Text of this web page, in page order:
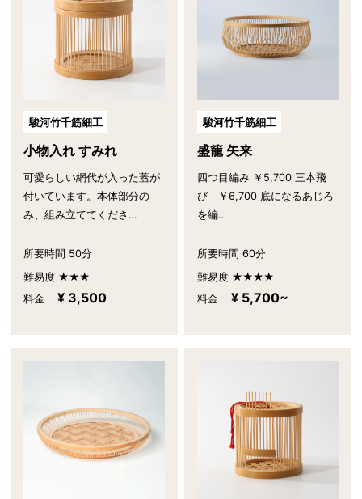
駿河竹千筋細工
小物入れ すみれ
可愛らしい網代が入った蓋が
付いています。本体部分の
み、組み立ててくださ…
所要時間 50分
難易度 ★★★
料金
¥ 3,500
駿河竹千筋細工
盛籠 矢来
四つ目編み ￥5,700 三本飛
び ￥6,700 底になるあじろ
を編…
所要時間 60分
難易度 ★★★★
料金
¥ 5,700~